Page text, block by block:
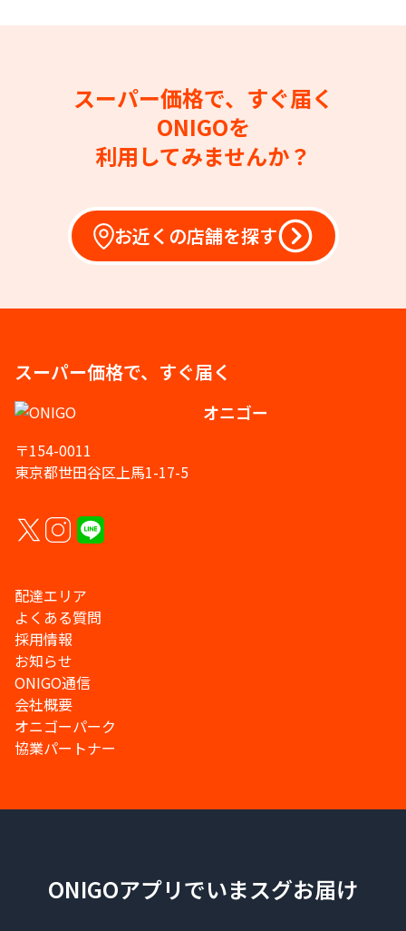
スーパー価格で、すぐ届く
ONIGOを
利用してみませんか？
お近くの店舗を探す
スーパー価格で、すぐ届く
オニゴー
〒154-0011
東京都世田谷区上馬1-17-5
配達エリア
よくある質問
採用情報
お知らせ
ONIGO通信
会社概要
オニゴーパーク
協業パートナー
ONIGOアプリでいまスグお届け